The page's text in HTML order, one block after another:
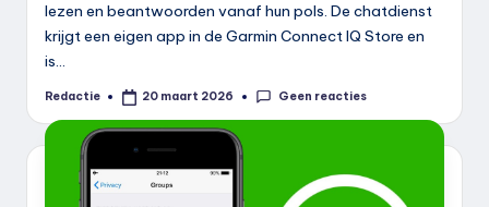
lezen en beantwoorden vanaf hun pols. De chatdienst
krijgt een eigen app in de Garmin Connect IQ Store en
is…
Geplaatst
Redactie 20 maart 2026 Geen reacties